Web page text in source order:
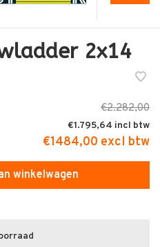
2x14
€2.282,00
€1.795,64
€1484,00 excl btw
winkelwagen